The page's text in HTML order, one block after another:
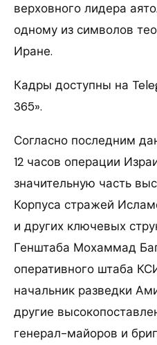
верховного лидера
одному из символов
Иране.
Кадры доступны на
365».
Согласно последним
12 часов операции
значительную часть
Корпуса стражей
и других ключевых
Генштаба Мохаммад
оперативного штаба
начальник разведки
другие
генерал-майоров и